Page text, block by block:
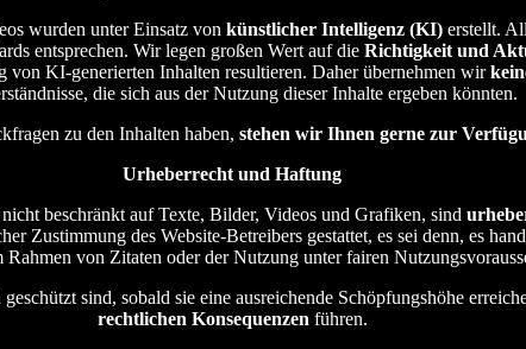
wurden unter Einsatz von künstlicher Intelligenz (KI)erstellt.
entsprechen. Wir legen großen Wert auf die Richtigkeit und
von KI-generierten Inhalten resultieren. Daher übernehmen wir
die sich aus der Nutzung dieser Inhalte ergeben könnten.
zu den Inhalten haben, stehen wir Ihnen gerne zur
Urheberrecht und Haftung
beschränkt auf Texte, Bilder, Videos und Grafiken, sind
Zustimmung des Website-Betreibers gestattet, es sei denn, es
Rahmen von Zitaten oder der Nutzung unter fairen
sind, sobald sie eine ausreichende Schöpfungshöhe
rechtlichen Konsequenzen führen.